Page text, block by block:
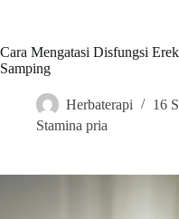
Cara Mengatasi Disfungsi
Samping
Herbaterapi
16
Stamina pria